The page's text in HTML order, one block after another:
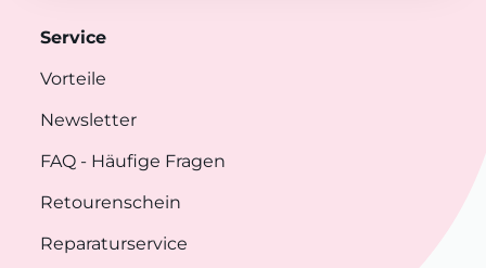
Service
Vorteile
Newsletter
FAQ - Häufige Fragen
Retourenschein
Reparaturservice